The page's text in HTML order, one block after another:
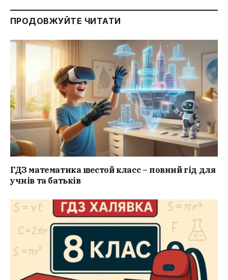
ПРОДОВЖУЙТЕ ЧИТАТИ
ГДЗ математика шестой класс – повний гід для
учнів та батьків